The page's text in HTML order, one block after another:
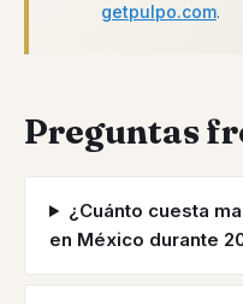
getpulpo.com.
Preguntas
¿Cuánto cuesta
en México durante